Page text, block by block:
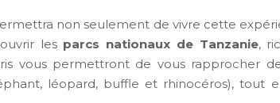
non seulement de vivre cette
les parcs nationaux de Tanzanie,
vous permettront de vous rapprocher
léopard, buffle et rhinocéros), tout